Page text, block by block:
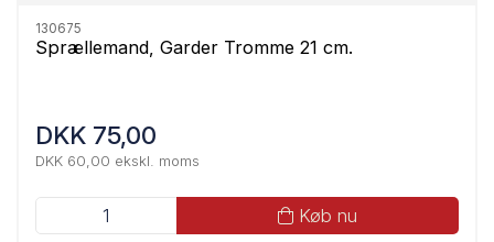
130675
Sprællemand, Garder Tromme 21 cm.
DKK 75,00
DKK 60,00 ekskl. moms
Køb nu